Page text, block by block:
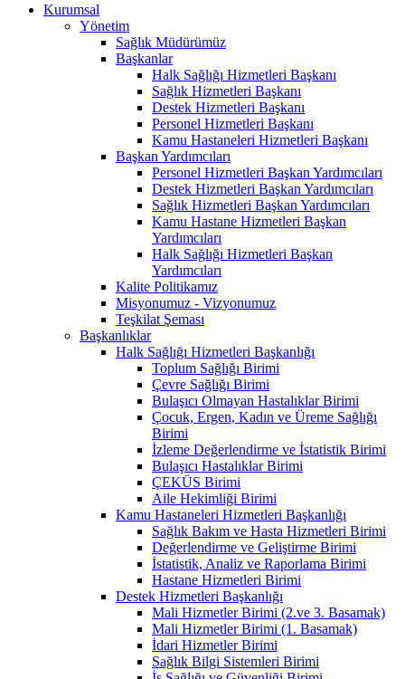
Kurumsal
Yönetim
Sağlık Müdürümüz
Başkanlar
Halk Sağlığı Hizmetleri Başkanı
Sağlık Hizmetleri Başkanı
Destek Hizmetleri Başkanı
Personel Hizmetleri Başkanı
Kamu Hastaneleri Hizmetleri Başkanı
Başkan Yardımcıları
Personel Hizmetleri Başkan Yardımcıları
Destek Hizmetleri Başkan Yardımcıları
Sağlık Hizmetleri Başkan Yardımcıları
Kamu Hastane Hizmetleri Başkan
Yardımcıları
Halk Sağlığı Hizmetleri Başkan
Yardımcıları
Kalite Politikamız
Misyonumuz - Vizyonumuz
Teşkilat Şeması
Başkanlıklar
Halk Sağlığı Hizmetleri Başkanlığı
Toplum Sağlığı Birimi
Çevre Sağlığı Birimi
Bulaşıcı Olmayan Hastalıklar Birimi
Çocuk, Ergen, Kadın ve Üreme Sağlığı
Birimi
İzleme Değerlendirme ve İstatistik Birimi
Bulaşıcı Hastalıklar Birimi
ÇEKÜS Birimi
Aile Hekimliği Birimi
Kamu Hastaneleri Hizmetleri Başkanlığı
Sağlık Bakım ve Hasta Hizmetleri Birimi
Değerlendirme ve Geliştirme Birimi
İstatistik, Analiz ve Raporlama Birimi
Hastane Hizmetleri Birimi
Destek Hizmetleri Başkanlığı
Mali Hizmetler Birimi (2.ve 3. Basamak)
Mali Hizmetler Birimi (1. Basamak)
İdari Hizmetler Birimi
Sağlık Bilgi Sistemleri Birimi